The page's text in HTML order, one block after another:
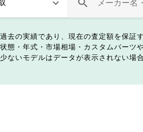
去の実績であり、現在の査定額を保証
態・年式・市場相場・カスタムパーツ
ないモデルはデータが表示されない場